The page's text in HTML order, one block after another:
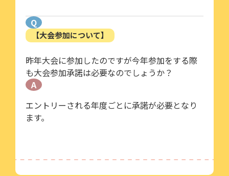
Q
【大会参加について】
昨年大会に参加したのですが今年参加をする際
も大会参加承諾は必要なのでしょうか？
A
エントリーされる年度ごとに承諾が必要となり
ます。